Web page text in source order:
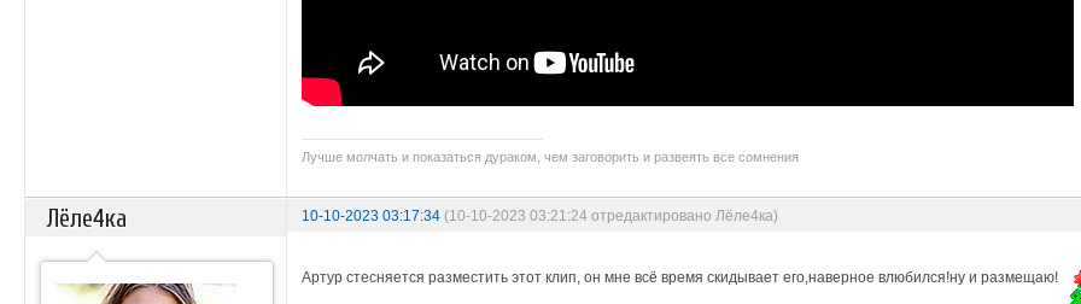
Лучше молчать и показаться дураком, чем заговорить и развеять все сомнения
Лёле4ка 10-10-2023 03:17:34 (10-10-2023 03:21:24 отредактировано Лёле4ка)
Артур стесняется разместить этот клип, он мне всё время скидывает его,наверное влюбился!ну и размещаю!